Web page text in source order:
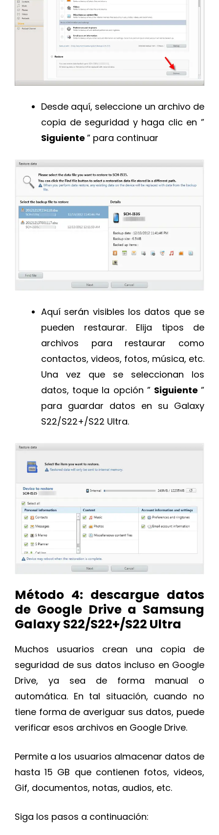
Desde aquí, seleccione un archivo de
copia de seguridad y haga clic en ”
Siguiente ” para continuar
Aquí serán visibles los datos que se
pueden restaurar. Elija tipos de
archivos para restaurar como
contactos, videos, fotos, música, etc.
Una vez que se seleccionan los
datos, toque la opción ” Siguiente”
para guardar datos en su Galaxy
S22/S22+/S22 Ultra.
Método 4: descargue datos
de Google Drive a Samsung
Galaxy S22/S22+/S22 Ultra
Muchos usuarios crean una copia de
seguridad de sus datos incluso en Google
Drive, ya sea de forma manual o
automática. En tal situación, cuando no
tiene forma de averiguar sus datos, puede
verificar esos archivos en Google Drive.
Permite a los usuarios almacenar datos de
hasta 15 GB que contienen fotos, videos,
Gif, documentos, notas, audios, etc.
Siga los pasos a continuación: